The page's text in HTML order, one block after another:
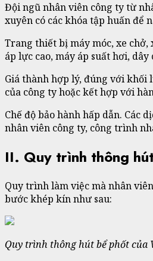
Đội ngũ nhân viên công ty từ
xuyên có các khóa tập huấn để
Trang thiết bị máy móc, xe chở,
áp lực cao, máy áp suất hơi,
Giá thành hợp lý, đúng với khối
của công ty hoặc kết hợp với
Chế độ bảo hành hấp dẫn. Các
nhân viên công ty, công trình
II. Quy trình thông
Quy trình làm việc mà nhân
bước khép kín như sau:
Quy trình thông hút bể phốt của